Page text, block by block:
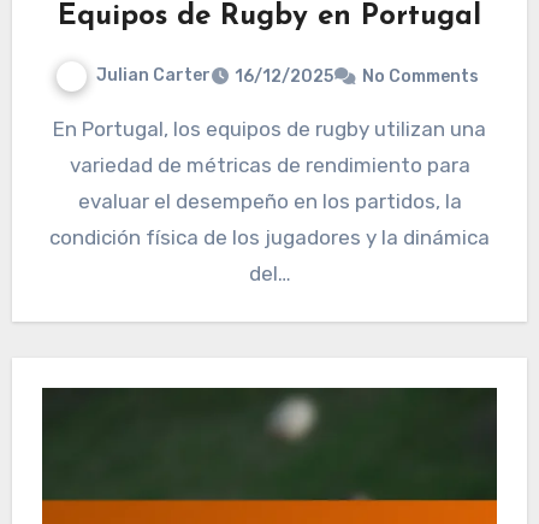
Equipos de Rugby en Portugal
Julian Carter 16/12/2025 No Comments
En Portugal, los equipos de rugby utilizan una
variedad de métricas de rendimiento para
evaluar el desempeño en los partidos, la
condición física de los jugadores y la dinámica
del…